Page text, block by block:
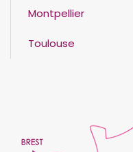
Montpellier
Toulouse